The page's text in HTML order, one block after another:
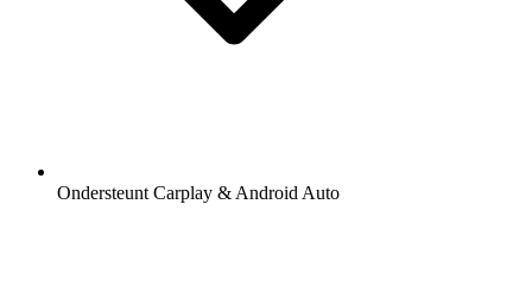
Ondersteunt Carplay & Android Auto